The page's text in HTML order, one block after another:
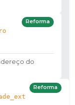
Reforma
do
Reforma